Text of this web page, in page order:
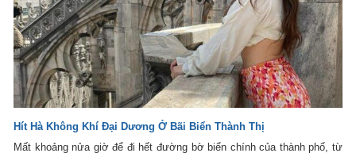
Hít Hà Không Khí Đại Dương Ở Bãi Biển Thành Thị
Mất khoảng nửa giờ để đi hết đường bờ biển chính của thành phố, từ